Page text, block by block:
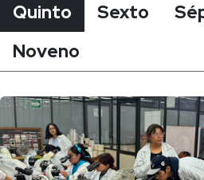
Quinto Sexto
Noveno